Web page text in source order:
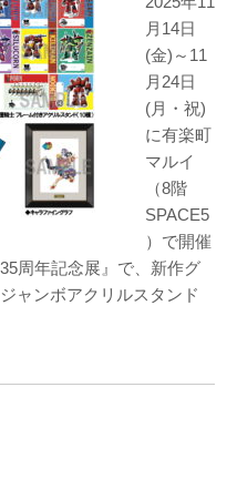
月14日
(金)～11
月24日
(月・祝)
に有楽町
マルイ
（8階
SPACE5
）で開催
周年記念展』で、新作グ
ャンボアクリルスタンド